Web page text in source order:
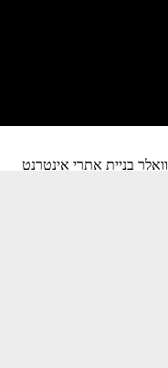
וואלר בניית אתרי אינטרנט